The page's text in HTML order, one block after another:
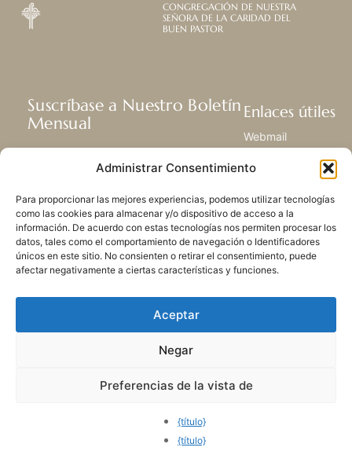
Administrar Consentimiento
Para proporcionar las mejores experiencias, podemos utilizar tecnologías
como las cookies para almacenar y/o dispositivo de acceso a la
información. De acuerdo con estas tecnologías nos permiten procesar los
datos, tales como el comportamiento de navegación o Identificadores
únicos en este sitio. No consienten o retirar el consentimiento, puede
afectar negativamente a ciertas características y funciones.
Aceptar
Negar
Preferencias de la vista de
{título}
{título}
CONGREGACIÓN DE NUESTRA
SEÑORA DE LA CARIDAD DEL
BUEN PASTOR
Suscríbase a Nuestro Boletín
Mensual
Recibir las últimas noticias acerca de
nuestra vida, la misión y ministerios de
SUSCRIBIRSE
Enlaces útiles
Webmail
Centro de Recursos
Mapa del sitio
POLÍTICA DE PRIVACIDADLAS COOKIES